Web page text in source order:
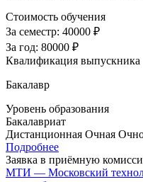
Стоимость обучения
За семестр: 40000 ₽
За год: 80000 ₽
Квалификация выпускника
Бакалавр
Уровень образования
Бакалавриат
Дистанционная Очная
Подробнее
Заявка в приёмную
МТИ — Московский